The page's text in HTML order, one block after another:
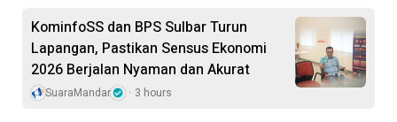
KominfoSS dan BPS Sulbar Turun
Lapangan, Pastikan Sensus Ekonomi
2026 Berjalan Nyaman dan Akurat
SuaraMandar 3 hours